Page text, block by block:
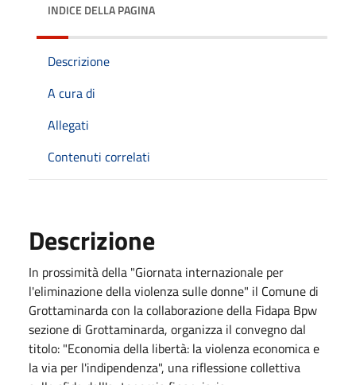
INDICE DELLA PAGINA
Descrizione
A cura di
Allegati
Contenuti correlati
Descrizione
In prossimità della "Giornata internazionale per
l'eliminazione della violenza sulle donne" il Comune di
Grottaminarda con la collaborazione della Fidapa Bpw
sezione di Grottaminarda, organizza il convegno dal
titolo: "Economia della libertà: la violenza economica e
la via per l'indipendenza", una riflessione collettiva